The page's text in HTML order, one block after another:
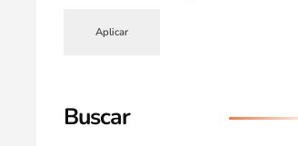
Aplicar
Buscar